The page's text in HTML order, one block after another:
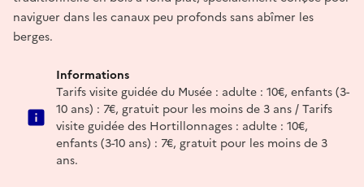
naviguer dans les canaux peu profonds sans abîmer les
berges.
Informations
Tarifs visite guidée du Musée : adulte : 10€, enfants (3-
10 ans) : 7€, gratuit pour les moins de 3 ans / Tarifs
visite guidée des Hortillonnages : adulte : 10€,
enfants (3-10 ans) : 7€, gratuit pour les moins de 3
ans.